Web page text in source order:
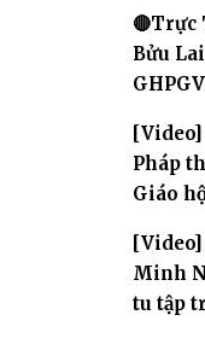
🔴Trực
Bửu
Pháp
Giáo
Minh
tu tập